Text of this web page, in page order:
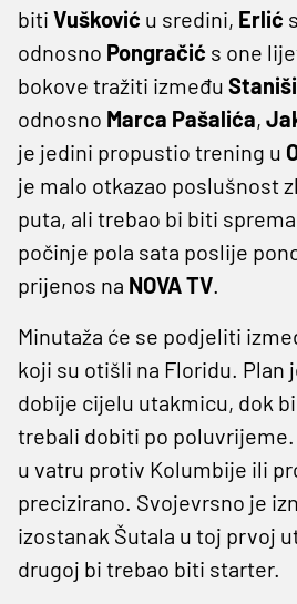
biti Vušković u sredini, Erlić
odnosno Pongračić s one
bokove tražiti između
odnosno Marca Pašalića,
je jedini propustio trening u
je malo otkazao poslušnost
puta, ali trebao bi biti
počinje pola sata poslije
prijenos na NOVATV.
Minutaža će se podjeliti
koji su otišli na Floridu. Plan
dobije cijelu utakmicu, dok
trebali dobiti po poluvrijeme.
u vatru protiv Kolumbije ili
precizirano. Svojevrsno je
izostanak Šutala u toj prvoj
drugoj bi trebao biti starter.